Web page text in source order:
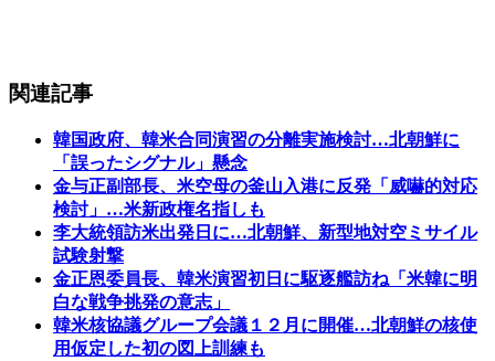
関連記事
韓国政府、韓米合同演習の分離実施検討…北朝鮮に
「誤ったシグナル」懸念
金与正副部長、米空母の釜山入港に反発「威嚇的対応
検討」…米新政権名指しも
李大統領訪米出発日に…北朝鮮、新型地対空ミサイル
試験射撃
金正恩委員長、韓米演習初日に駆逐艦訪ね「米韓に明
白な戦争挑発の意志」
韓米核協議グループ会議１２月に開催…北朝鮮の核使
用仮定した初の図上訓練も